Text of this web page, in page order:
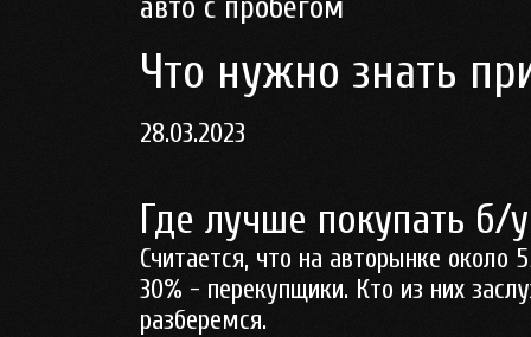
авто с пробегом
Что нужно знать
28.03.2023
Где лучше покупать б/
Считается, что на авторынке около
30% - перекупщики. Кто из них
разберемся.